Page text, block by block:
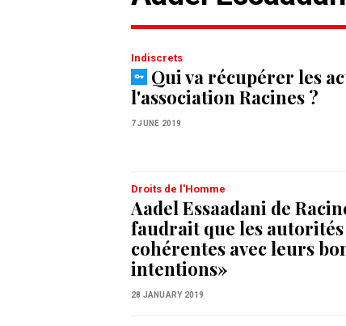
Indiscrets
Qui va récupérer les
l'association Racines ?
7 JUNE 2019
Droits de l'Homme
Aadel Essaadani de
faudrait que les
cohérentes avec leurs
intentions»
28 JANUARY 2019